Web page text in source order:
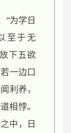
“为学日
至于无
下五欲
一边口
利养，
相悖。
中，日